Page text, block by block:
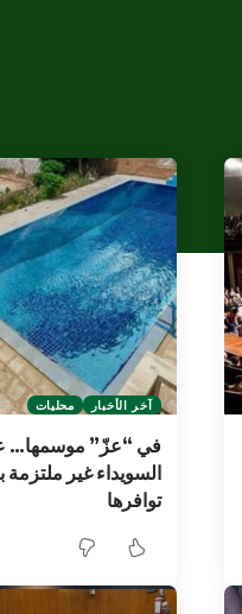
آخر الأخبار محليات
في “عزّ” موسمها…
السويداء غير
توافرها